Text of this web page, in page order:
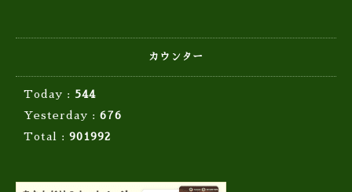
カウンター
Today : 544
Yesterday : 676
Total : 901992